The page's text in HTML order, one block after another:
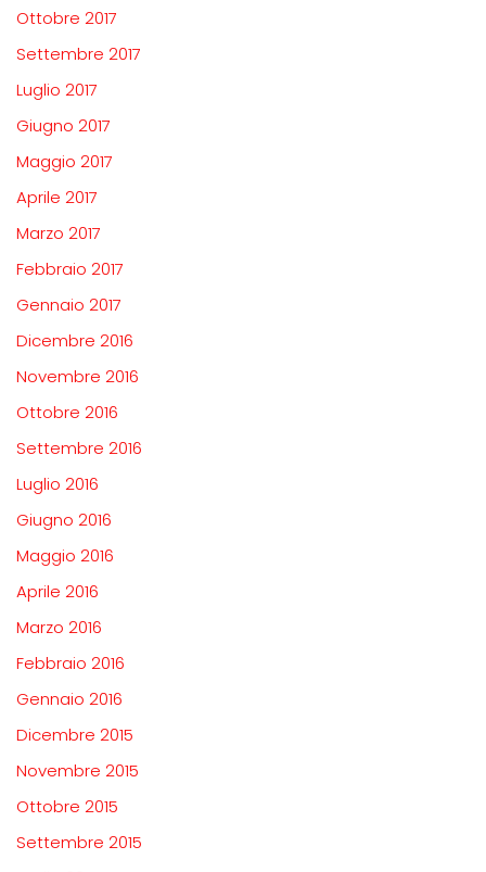
Ottobre 2017
Settembre 2017
Luglio 2017
Giugno 2017
Maggio 2017
Aprile 2017
Marzo 2017
Febbraio 2017
Gennaio 2017
Dicembre 2016
Novembre 2016
Ottobre 2016
Settembre 2016
Luglio 2016
Giugno 2016
Maggio 2016
Aprile 2016
Marzo 2016
Febbraio 2016
Gennaio 2016
Dicembre 2015
Novembre 2015
Ottobre 2015
Settembre 2015